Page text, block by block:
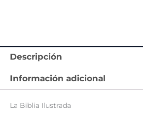
Descripción
Información adicional
La Biblia Ilustrada